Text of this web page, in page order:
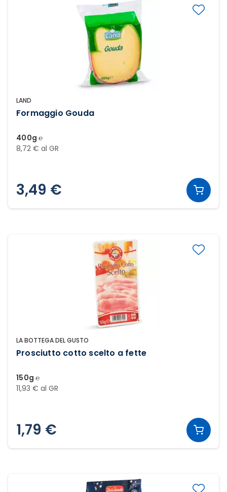
LAND
Formaggio Gouda
400g ℮
8,72 € al GR
3,49 €
LA BOTTEGA DEL GUSTO
Prosciutto cotto scelto a fette
150g ℮
11,93 € al GR
1,79 €